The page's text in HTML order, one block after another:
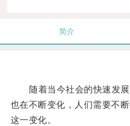
简介
随着当今社会的快速发展
也在不断变化，人们需要不
这一变化。